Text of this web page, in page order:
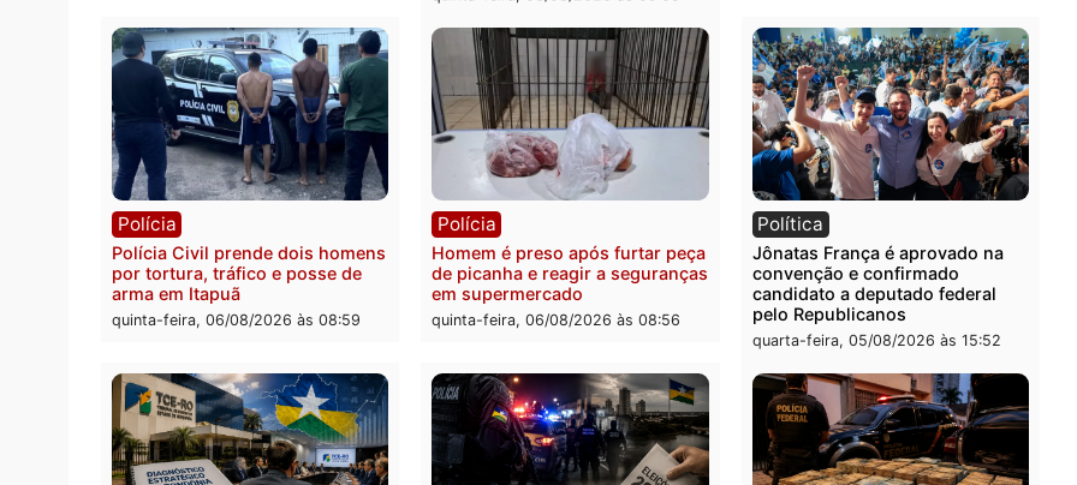
quinta-feira, 06/08/2026 às 18:20
Polícia
Homem é esfaqueado no tórax
quinta-feira, 06/08/2026 às 09:24
Polícia
Três suspeitos ligados a facção
veículos em Porto Velho
quinta-feira, 06/08/2026 às 09:05
Polícia
Homem é preso com
durante ação da PM no
quinta-feira, 06/08/2026 às